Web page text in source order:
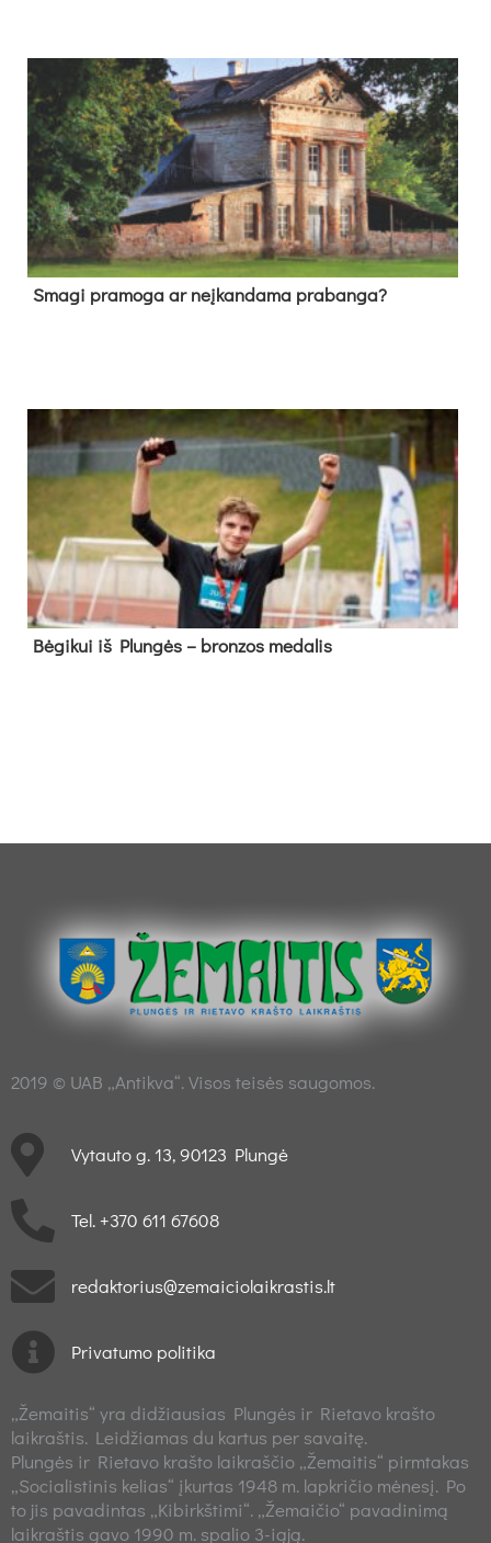
Sma­gi pra­mo­ga ar neį­kan­da­ma pra­ban­ga?
Bė­gi­kui iš Plun­gės – bron­zos me­da­lis
2019 © UAB „Antikva“. Visos teisės saugomos.
Vytauto g. 13, 90123 Plungė
Tel. +370 611 67608
redaktorius@zemaiciolaikrastis.lt
Privatumo politika
„Žemaitis“ yra didžiausias Plungės ir Rietavo krašto
laikraštis. Leidžiamas du kartus per savaitę.
Plungės ir Rietavo krašto laikraščio „Žemaitis“ pirmtakas
„Socialistinis kelias“ įkurtas 1948 m. lapkričio mėnesį. Po
to jis pavadintas „Kibirkštimi“. „Žemaičio“ pavadinimą
laikraštis gavo 1990 m. spalio 3-iąją.